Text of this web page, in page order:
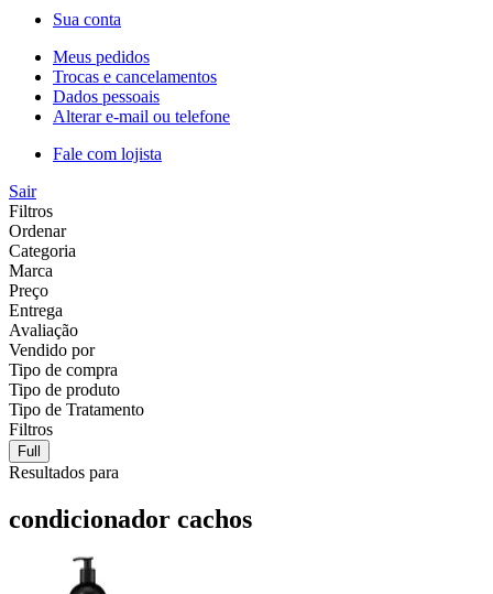
Sua conta
Meus pedidos
Trocas e cancelamentos
Dados pessoais
Alterar e-mail ou telefone
Fale com lojista
Sair
Filtros
Ordenar
Categoria
Marca
Preço
Entrega
Avaliação
Vendido por
Tipo de compra
Tipo de produto
Tipo de Tratamento
Filtros
Full
Resultados para
condicionador cachos